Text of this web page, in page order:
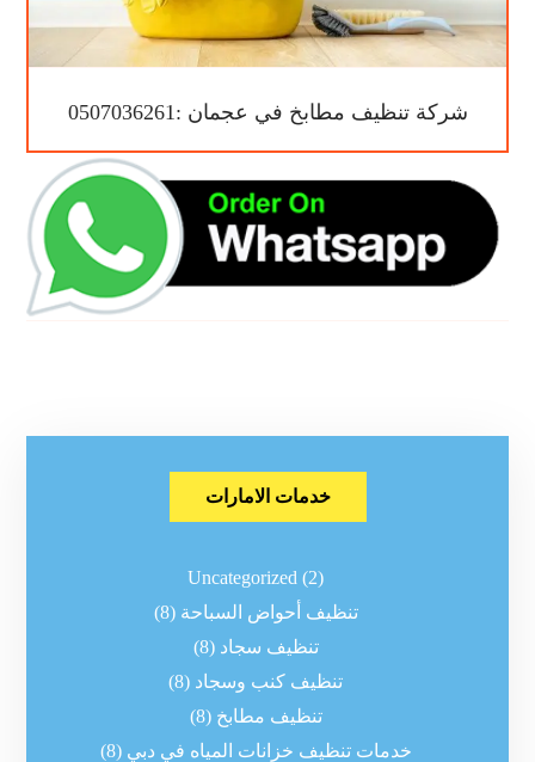
شركة تنظيف مطابخ في عجمان :0507036261
خدمات الامارات
Uncategorized (2)
تنظيف أحواض السباحة (8)
تنظيف سجاد (8)
تنظيف كنب وسجاد (8)
تنظيف مطابخ (8)
خدمات تنظيف خزانات المياه في دبي (8)